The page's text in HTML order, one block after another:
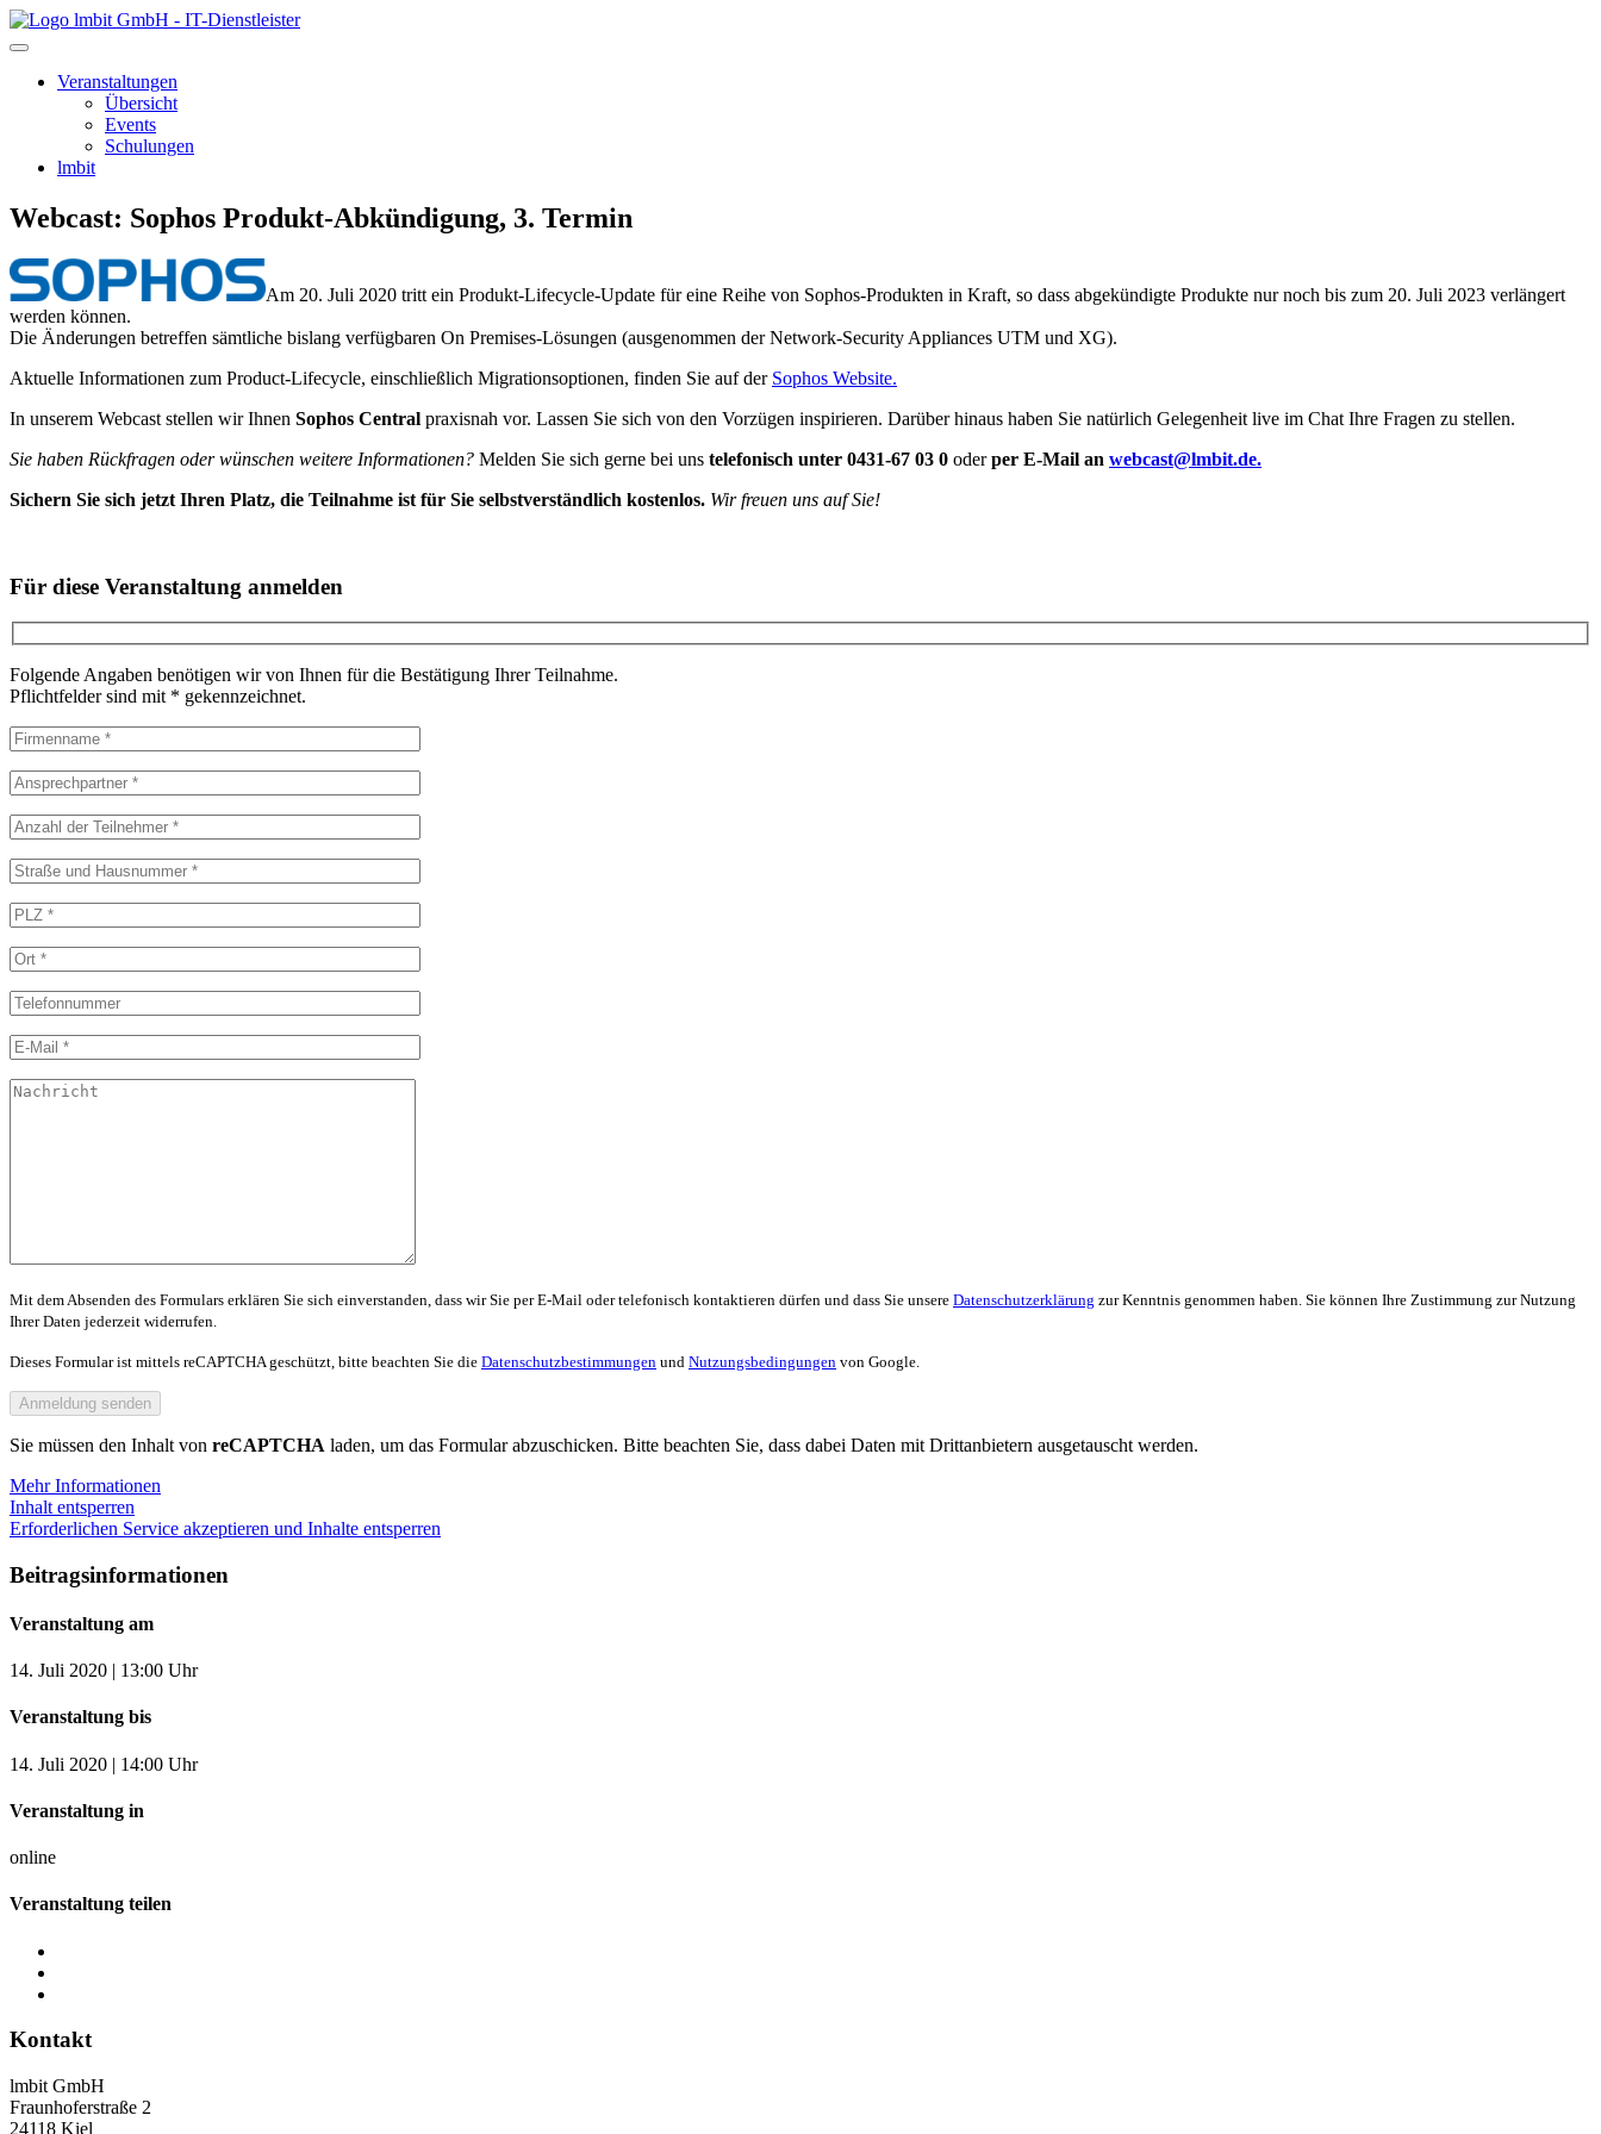
lmbit GmbH - IT-Dienstleister
Veranstaltungen
Übersicht
Events
Schulungen
lmbit
Webcast: Sophos Produkt-Abkündigung, 3. Termin
Am 20. Juli 2020 tritt ein Produkt-Lifecycle-Update für eine Reihe von Sophos-Produkten in Kraft, so dass abgekündigte Produkte nur noch bis zum 20. Juli 2023 verlängert
werden können.
Die Änderungen betreffen sämtliche bislang verfügbaren On Premises-Lösungen (ausgenommen der Network-Security Appliances UTM und XG).
Aktuelle Informationen zum Product-Lifecycle, einschließlich Migrationsoptionen, finden Sie auf der Sophos Website.
In unserem Webcast stellen wir Ihnen Sophos Central praxisnah vor. Lassen Sie sich von den Vorzügen inspirieren. Darüber hinaus haben Sie natürlich Gelegenheit live im Chat Ihre Fragen zu stellen.
Sie haben Rückfragen oder wünschen weitere Informationen? Melden Sie sich gerne bei uns telefonisch unter 0431-67 03 0 oderper E-Mail an webcast@lmbit.de.
Sichern Sie sich jetzt Ihren Platz, die Teilnahme ist für Sie selbstverständlich kostenlos. Wir freuen uns auf Sie!
Für diese Veranstaltung anmelden
Folgende Angaben benötigen wir von Ihnen für die Bestätigung Ihrer Teilnahme.
Pflichtfelder sind mit * gekennzeichnet.
Mit dem Absenden des Formulars erklären Sie sich einverstanden, dass wir Sie per E-Mail oder telefonisch kontaktieren dürfen und dass Sie unsere Datenschutzerklärung zur Kenntnis genommen haben. Sie können Ihre Zustimmung zur Nutzung
Ihrer Daten jederzeit widerrufen.
Dieses Formular ist mittels reCAPTCHA geschützt, bitte beachten Sie die Datenschutzbestimmungen und Nutzungsbedingungen von Google.
Sie müssen den Inhalt von reCAPTCHA laden, um das Formular abzuschicken. Bitte beachten Sie, dass dabei Daten mit Drittanbietern ausgetauscht werden.
Mehr Informationen
Inhalt entsperren
Erforderlichen Service akzeptieren und Inhalte entsperren
Beitragsinformationen
Veranstaltung am
14. Juli 2020 | 13:00 Uhr
Veranstaltung bis
14. Juli 2020 | 14:00 Uhr
Veranstaltung in
online
Veranstaltung teilen
Kontakt
lmbit GmbH
Fraunhoferstraße 2
24118 Kiel